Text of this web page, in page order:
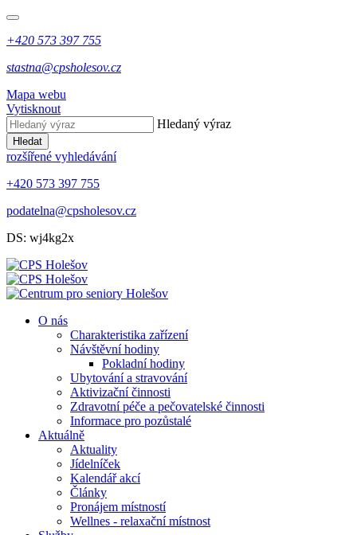
+420 573 397 755
stastna@cpsholesov.cz
Mapa webu
Vytisknout
Hledaný výraz
Hledat
rozšířené vyhledávání
+420 573 397 755
podatelna@cpsholesov.cz
DS: wj4kg2x
O nás
Charakteristika zařízení
Návštěvní hodiny
Pokladní hodiny
Ubytování a stravování
Aktivizační činnosti
Zdravotní péče a pečovatelské činnosti
Informace pro pozůstalé
Aktuálně
Aktuality
Jídelníček
Kalendář akcí
Články
Pronájem místností
Wellnes - relaxační místnost